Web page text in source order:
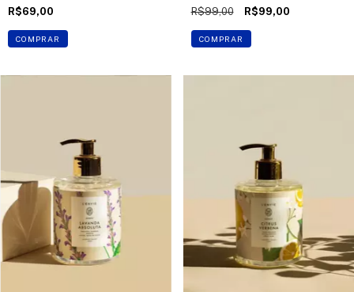
R$69,00
COMPRAR
R$99,00 R$99,00
COMPRAR